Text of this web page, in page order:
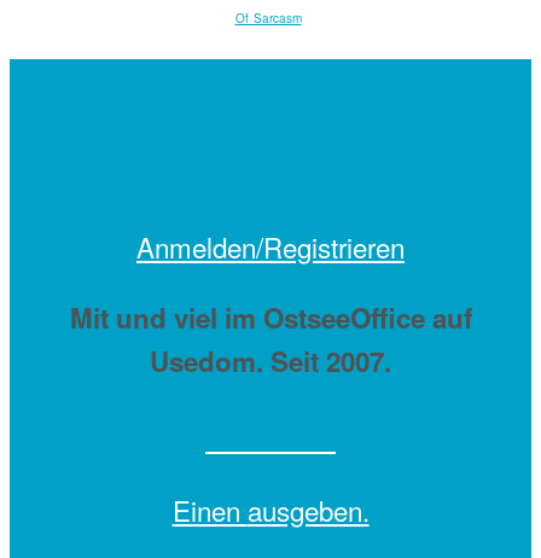
Of Sarcasm
Anmelden/Registrieren
Mit und viel im OstseeOffice auf
Usedom. Seit 2007.
Einen ausgeben.